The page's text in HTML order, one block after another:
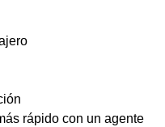
rápido con un agente